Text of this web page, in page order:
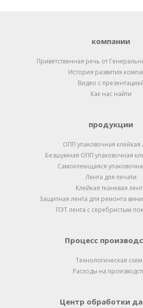
компании
Приветственная речь от
История развития
Видео с
Как нас найти
продукции
ОПП упаковочная клейкая
Безшумная ОПП упаковочная
Самоклеющаяся
Лента для печати
Клейкая тканевая
Защитная лента для ремонта
ПЭТ лента с серебристым
Процесс
Технологическая
Расходы на
Центр обработки